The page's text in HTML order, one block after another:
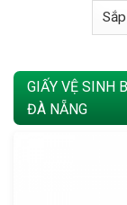
GIẤY VỆ SINH
ĐÀ NẴNG